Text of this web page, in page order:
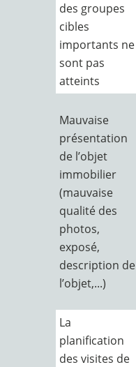
des groupes
cibles
importants ne
sont pas
atteints
Mauvaise
présentation
de l’objet
immobilier
(mauvaise
qualité des
photos,
exposé,
description de
l’objet,...)
La
planification
des visites de